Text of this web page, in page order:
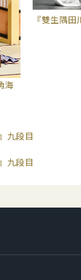
海
『雙生隅田
九段目
九段目